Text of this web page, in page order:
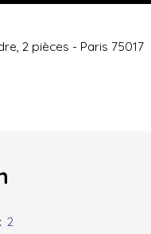
2 pièces - Paris 75017
: 2